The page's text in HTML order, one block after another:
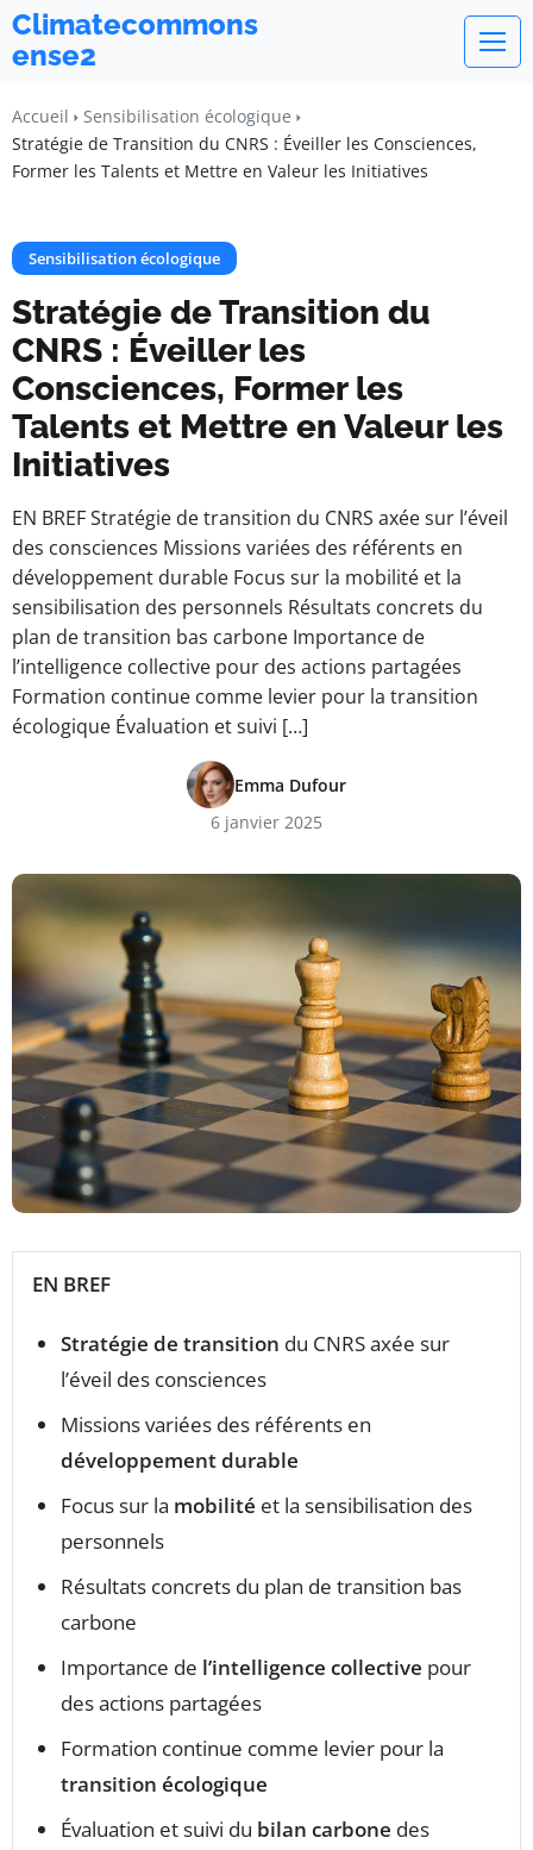
Climatecommons
ense2
Accueil
Sensibilisation écologique
Stratégie de Transition du CNRS : Éveiller les Consciences,
Former les Talents et Mettre en Valeur les Initiatives
Sensibilisation écologique
Stratégie de Transition du
CNRS : Éveiller les
Consciences, Former les
Talents et Mettre en Valeur les
Initiatives
EN BREF Stratégie de transition du CNRS axée sur l’éveil
des consciences Missions variées des référents en
développement durable Focus sur la mobilité et la
sensibilisation des personnels Résultats concrets du
plan de transition bas carbone Importance de
l’intelligence collective pour des actions partagées
Formation continue comme levier pour la transition
écologique Évaluation et suivi […]
Emma Dufour
6 janvier 2025
EN BREF
Stratégie de transition du CNRS axée sur
l’éveil des consciences
Missions variées des référents en
développement durable
Focus sur la mobilité et la sensibilisation des
personnels
Résultats concrets du plan de transition bas
carbone
Importance de l’intelligence collective pour
des actions partagées
Formation continue comme levier pour la
transition écologique
Évaluation et suivi du bilan carbone des